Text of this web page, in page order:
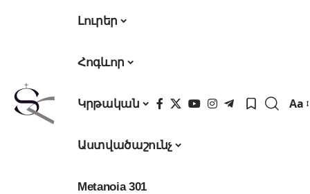
Լուրեր
Հոգևոր
Կրթական
Աստվածաշունչ
Metanoia 301
Aa